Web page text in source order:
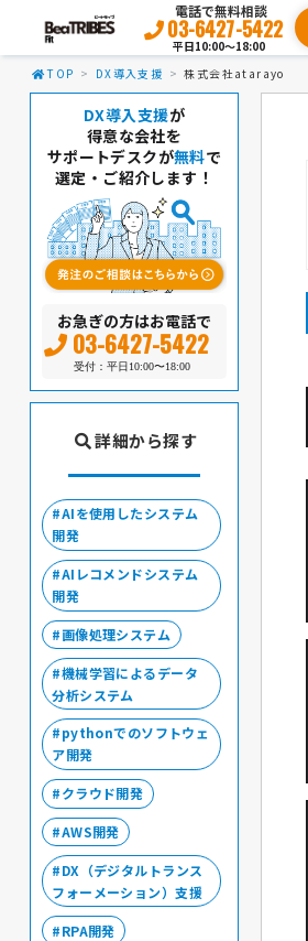
電話で無料相談
03-6427-5422
平日10:00〜18:00
TOP DX導入支援 株式会社atarayo
DX導入支援が
得意な会社を
サポートデスクが無料で
選定・ご紹介します！
お急ぎの方はお電話で
03-6427-5422
受付：平日10:00〜18:00
詳細から探す
AIを使用したシステム
開発
AIレコメンドシステム
開発
画像処理システム
機械学習によるデータ
分析システム
pythonでのソフトウェ
ア開発
クラウド開発
AWS開発
DX（デジタルトランス
フォーメーション）支援
RPA開発